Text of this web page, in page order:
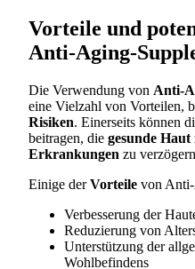
Vorteile und
Anti-Aging-
Die Verwendung von Anti-
eine Vielzahl von Vorteilen,
Risiken. Einerseits können
beitragen, die gesunde Haut
Erkrankungen zu
Einige derVorteile von
Verbesserung der
Reduzierung von
Unterstützung der
Wohlbefindens